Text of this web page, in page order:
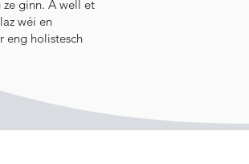
ginn. A well et
wéi en
eng holistesch